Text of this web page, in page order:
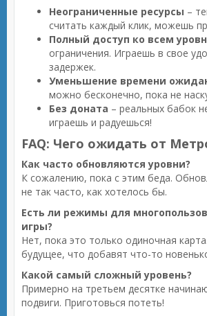
Неограниченные ресурсы –
считать каждый клик, можешь
Полный доступ ко всем
ограничения. Играешь в свое
задержек.
Уменьшение времени
можно бесконечно, пока не
Без доната – реальных бабок
играешь и радуешься!
FAQ: Чего ожидать от
Как часто обновляются уровни?
К сожалению, пока с этим беда.
не так часто, как хотелось бы.
Есть ли режимы для
игры?
Нет, пока это только одиночная
будущее, что добавят что-то
Какой самый сложный уровень?
Примерно на третьем десятке
подвиги. Приготовься потеть!